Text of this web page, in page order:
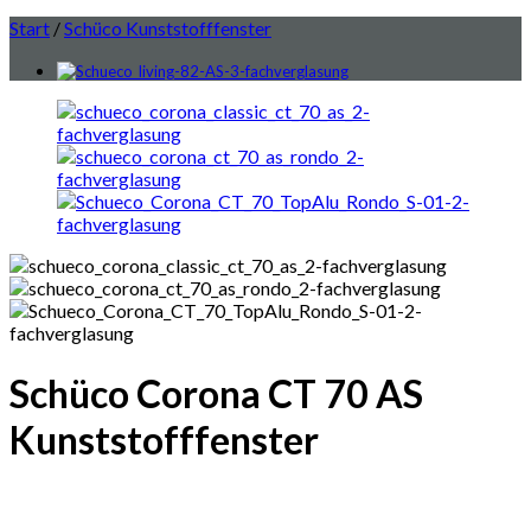
Start /Schüco Kunststofffenster
Schüco Corona CT 70 AS
Kunststofffenster